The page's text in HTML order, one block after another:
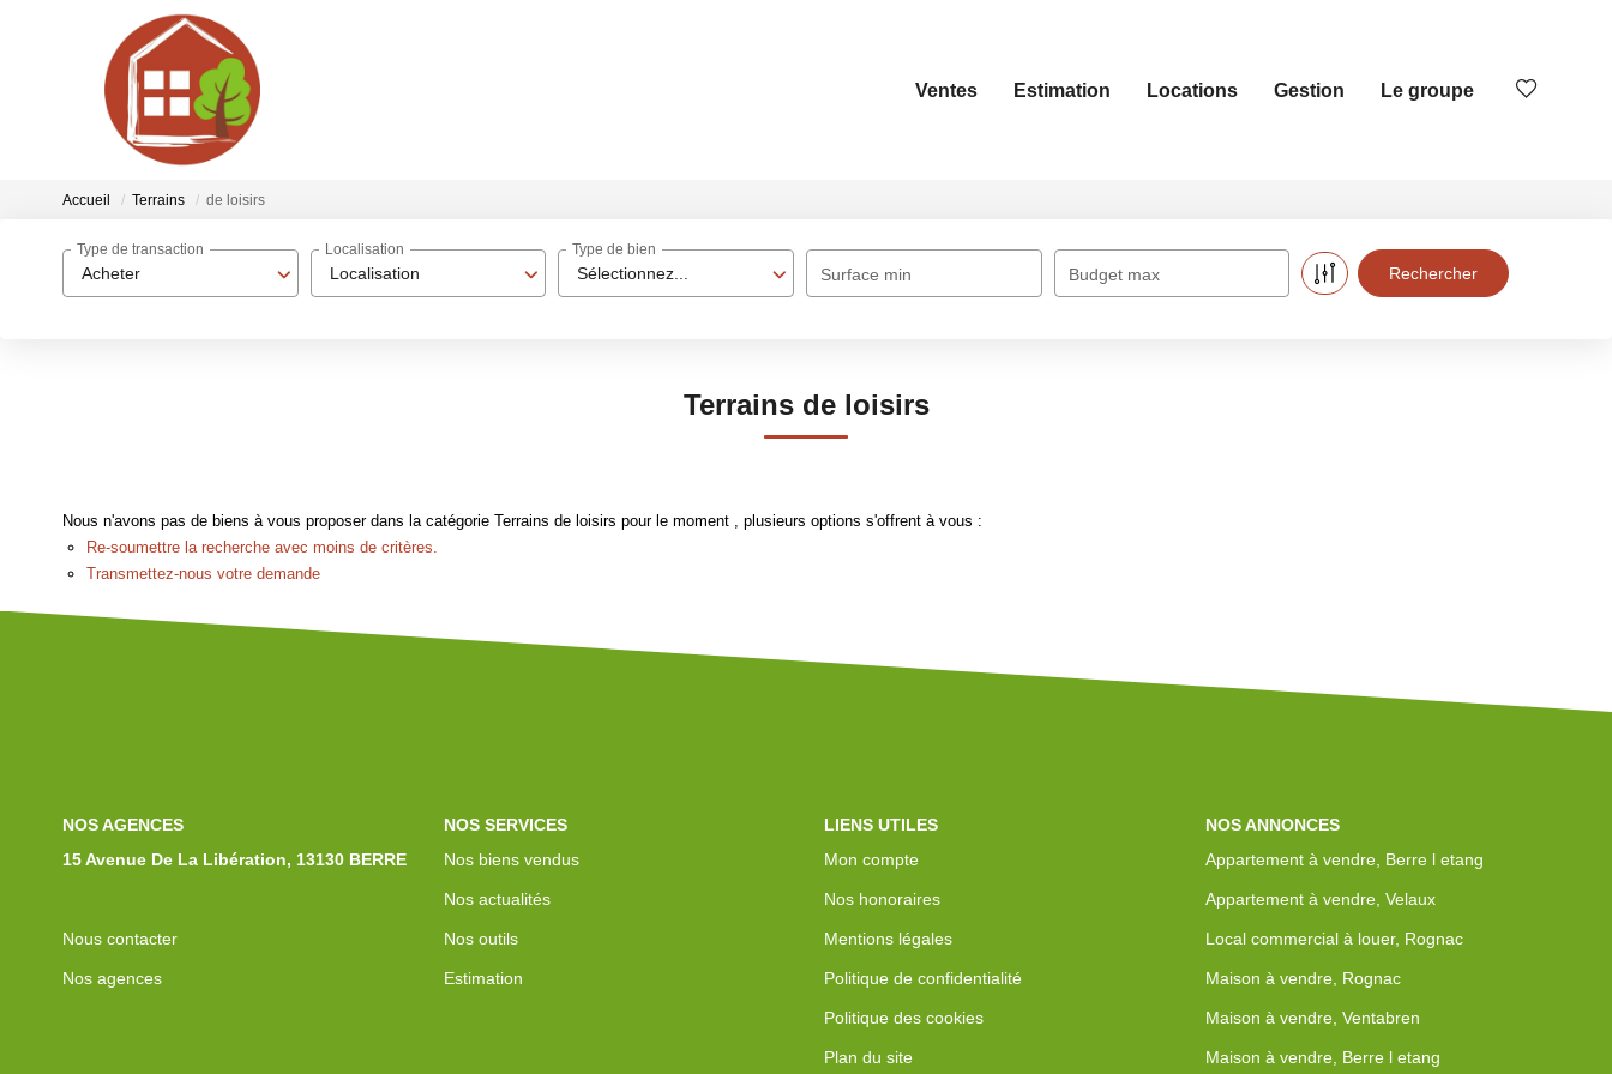
Ventes Estimation Locations Gestion Le groupe
Accueil Terrains de loisirs
Acheter
Type de transaction
Localisation
Localisation
Sélectionnez...
Type de bien
Surface min Budget max
Terrains de loisirs
Nous n'avons pas de biens à vous proposer dans la catégorie Terrains de loisirs pour le moment , plusieurs options s'offrent à vous :
Re-soumettre la recherche avec moins de critères.
Transmettez-nous votre demande
NOS AGENCES
15 Avenue De La Libération, 13130 BERRE
Nous contacter
Nos agences
NOS SERVICES
Nos biens vendus
Nos actualités
Nos outils
Estimation
LIENS UTILES
Mon compte
Nos honoraires
Mentions légales
Politique de confidentialité
Politique des cookies
Plan du site
NOS ANNONCES
Appartement à vendre, Berre l etang
Appartement à vendre, Velaux
Local commercial à louer, Rognac
Maison à vendre, Rognac
Maison à vendre, Ventabren
Maison à vendre, Berre l etang